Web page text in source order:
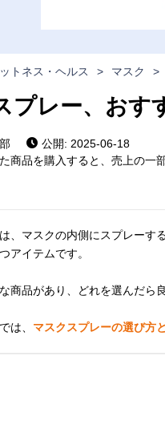
トネス・ヘルス > マスク >
プレー、おす
公開: 2025-06-18
商品を購入すると、売上の一
、マスクの内側にスプレーす
アイテムです。
商品があり、どれを選んだら
は、 マスクスプレーの選び方